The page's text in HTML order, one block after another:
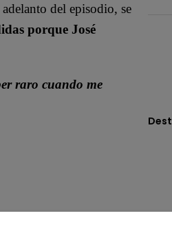
del episodio, se
porque José
raro cuando me